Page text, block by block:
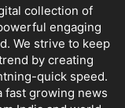
collection of
engaging
We strive to keep
by creating
quick speed.
fast growing news